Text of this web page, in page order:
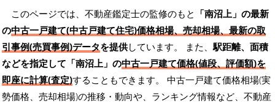
このページでは、不動産鑑定士の監修のもと 「南沼上」の最新
の中古一戸建て(中古戸建て住宅)価格相場、売却相場、最新の取
引事例(売買事例)データを提供しています。 また、駅距離、面積
などを指定して「南沼上」の中古一戸建て価格(値段、評価額)を
即座に計算(査定)することもできます。 中古一戸建て価格相場(実
勢価格、売却相場)の推移・動向や、ランキング情報など、不動産